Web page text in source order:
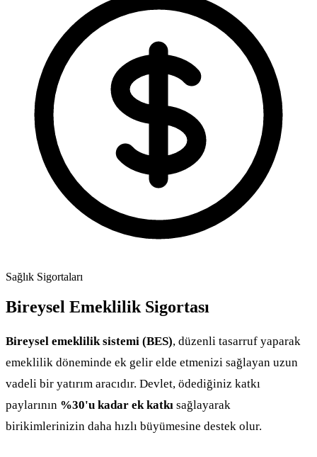
Sağlık Sigortaları
Bireysel Emeklilik Sigortası
Bireysel emeklilik sistemi (BES), düzenli tasarruf yaparak
emeklilik döneminde ek gelir elde etmenizi sağlayan uzun
vadeli bir yatırım aracıdır. Devlet, ödediğiniz katkı
paylarının %30'u kadar ek katkı sağlayarak
birikimlerinizin daha hızlı büyümesine destek olur.